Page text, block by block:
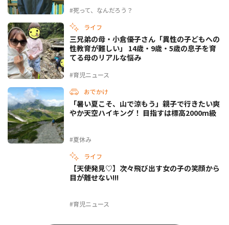
#死って、なんだろう？
ライフ
#育児ニュース
三兄弟の母・小倉優子さん「異性の子どもへの
性教育が難しい」 14歳・9歳・5歳の息子を育
てる母のリアルな悩み
おでかけ
#夏休み
「暑い夏こそ、山で涼もう」親子で行きたい爽
やか天空ハイキング！ 目指すは標高2000m級
ライフ
#育児ニュース
【天使発見♡】次々飛び出す女の子の笑顔から
目が離せない!!!